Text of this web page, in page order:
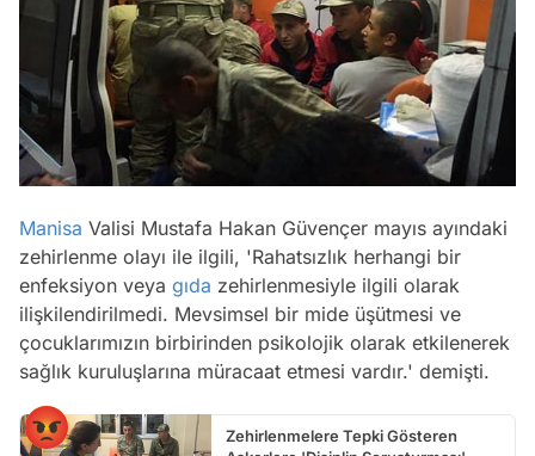
Manisa Valisi Mustafa Hakan Güvençer mayıs ayındaki
zehirlenme olayı ile ilgili, 'Rahatsızlık herhangi bir
enfeksiyon veya gıda zehirlenmesiyle ilgili olarak
ilişkilendirilmedi. Mevsimsel bir mide üşütmesi ve
çocuklarımızın birbirinden psikolojik olarak etkilenerek
sağlık kuruluşlarına müracaat etmesi vardır.' demişti.
Zehirlenmelere Tepki Gösteren